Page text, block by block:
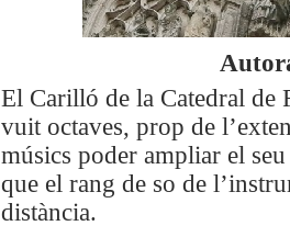
El Carilló de la Catedral de
vuit octaves, prop de
músics poder ampliar el
que el rang de so de
distància.